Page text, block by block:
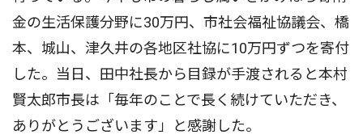
金の生活保護分野に30万円、市社会福祉協議会、橋
本、城山、津久井の各地区社協に10万円ずつを寄付
した。当日、田中社長から目録が手渡されると本村
賢太郎市長は「毎年のことで長く続けていただき、
ありがとうございます」と感謝した。